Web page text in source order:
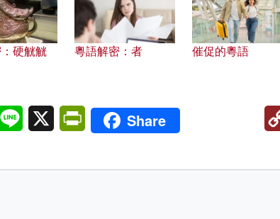
硬觥觥 粵語解密：者 催促的粵語
Line X PrintFriendly
Share